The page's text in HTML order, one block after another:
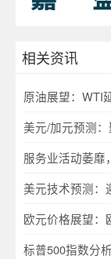
相关资讯
原油展望：WTI
美元/加元预测
服务业活动萎靡
美元技术预测：
欧元价格展望：
标普500指数分